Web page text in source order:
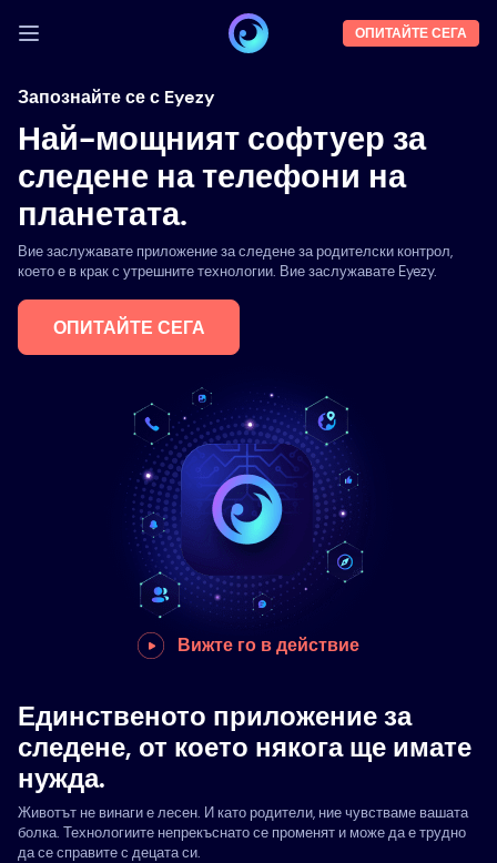
ВЛЕЗТЕ
Демо
Функции
За нас
Блог
ОПИТАЙТЕ СЕГА
Запознайте се с Eyezy
Най-мощният софтуер за
следене на телефони на
планетата.
Вие заслужавате приложение за следене за родителски контрол,
което е в крак с утрешните технологии. Вие заслужавате Eyezy.
ОПИТАЙТЕ СЕГА
Вижте го в действие
Единственото приложение за
следене, от което някога ще имате
нужда.
Животът не винаги е лесен. И като родители, ние чувстваме вашата
болка. Технологиите непрекъснато се променят и може да е трудно
да се справите с децата си.